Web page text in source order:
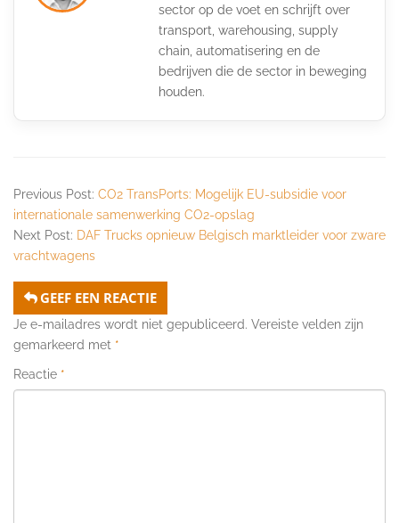
sector op de voet en schrijft over
transport, warehousing, supply
chain, automatisering en de
bedrijven die de sector in beweging
houden.
Previous Post: CO2 TransPorts: Mogelijk EU-subsidie voor
internationale samenwerking CO2-opslag
Next Post: DAF Trucks opnieuw Belgisch marktleider voor zware
vrachtwagens
GEEF EEN REACTIE
Je e-mailadres wordt niet gepubliceerd. Vereiste velden zijn
gemarkeerd met *
Reactie *